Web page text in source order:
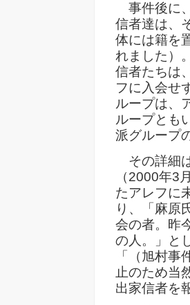
事件後に
信者達は、
体には籍を
れました）
信者たちは
フに入会せ
ループは、
ループとも
派グループ
その詳細
（2000年3
たアレフに
り、「麻原
会の者。昨
の人。」と
「（旭村
止のため当
出家信者を